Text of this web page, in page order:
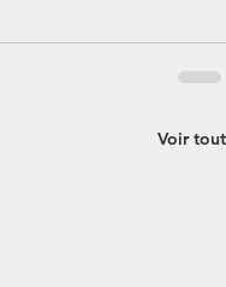
Voir tout